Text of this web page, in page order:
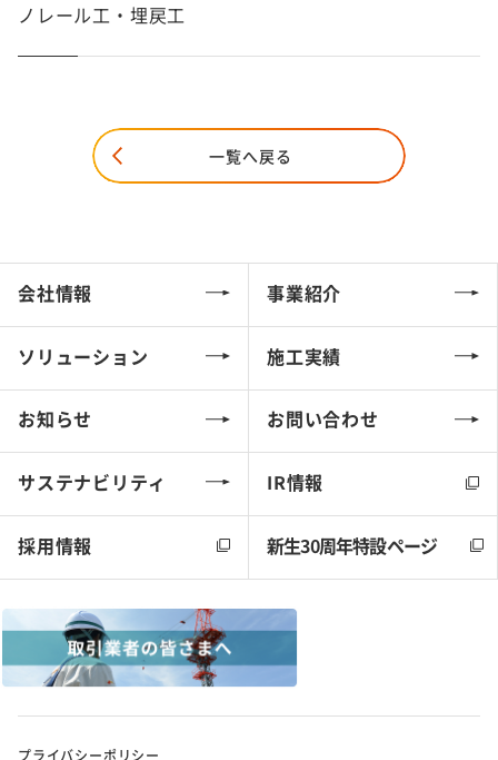
ノレール工・埋戻工
一覧へ戻る
会社情報 事業紹介
ソリューション 施工実績
お知らせ お問い合わせ
サステナビリティ IR情報
採用情報 新生30周年特設ページ
プライバシーポリシー